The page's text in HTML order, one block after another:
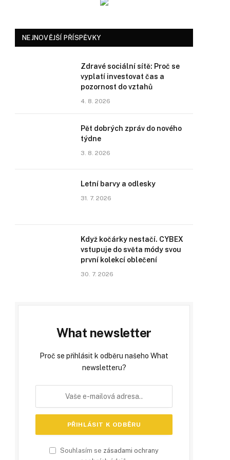
NEJNOVĚJŠÍ PŘÍSPĚVKY
Zdravé sociální sítě: Proč se
vyplatí investovat čas a
pozornost do vztahů
4. 8. 2026
Pět dobrých zpráv do nového
týdne
3. 8. 2026
Letní barvy a odlesky
31. 7. 2026
Když kočárky nestačí. CYBEX
vstupuje do světa módy svou
první kolekcí oblečení
30. 7. 2026
What newsletter
Proč se přihlásit k odběru našeho What
newsletteru?
Souhlasím se zásadami ochrany